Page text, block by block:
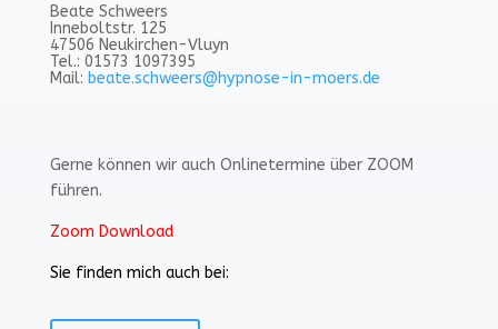
Beate Schweers
Inneboltstr. 125
47506 Neukirchen-Vluyn
Tel.: 01573 1097395
Mail: beate.schweers@hypnose-in-moers.de
Gerne können wir auch Onlinetermine über ZOOM
führen.
Zoom Download
Sie finden mich auch bei: